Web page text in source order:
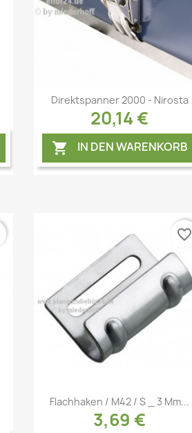
Vorschau
Direktspanner 2000 - Nirosta
20,14 €
 IN DEN WARENKORB
Vorschau
Flachhaken / M42 / S _ 3 Mm...
3,69 €
favorite_border